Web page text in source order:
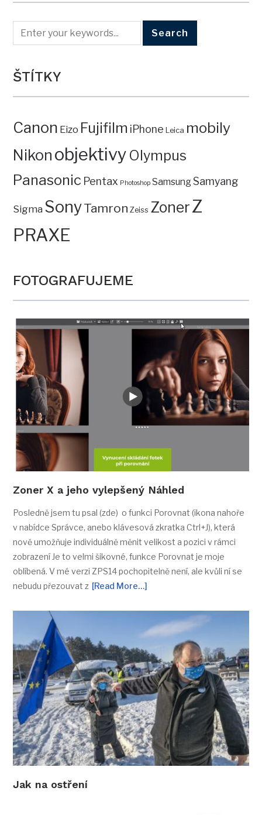
ŠTÍTKY
Canon Eizo Fujifilm iPhone Leica mobily
Nikon objektivy Olympus
Panasonic Pentax Photoshop SamsungSamyang
Sigma SonyTamron Zeiss ZonerZ
PRAXE
FOTOGRAFUJEME
Zoner X a jeho vylepšený Náhled
Posledně jsem tu psal (zde) o funkci Porovnat (ikona nahoře
v nabídce Správce, anebo klávesová zkratka Ctrl+J), která
nově umožňuje individuálně měnit velikost a pozici v rámci
zobrazení Je to velmi šikovné, funkce Porovnat je moje
oblíbená. V mé verzi ZPS14 pochopitelně není, ale kvůli ní se
nebudu přezouvat z [Read More…]
Jak na ostření